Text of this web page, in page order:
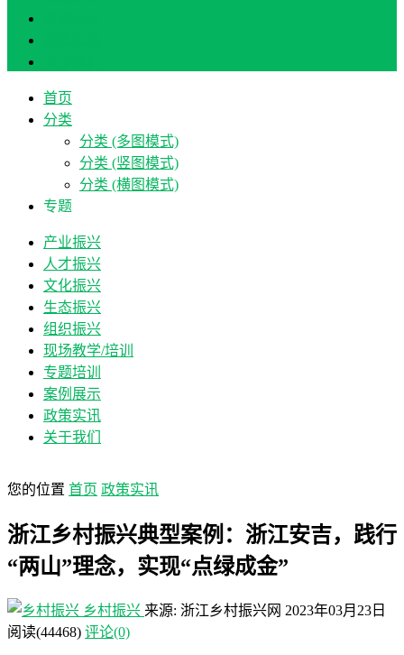
首页
分类
分类 (多图模式)
分类 (竖图模式)
分类 (横图模式)
专题
产业振兴
人才振兴
文化振兴
生态振兴
组织振兴
现场教学/培训
专题培训
案例展示
政策实讯
关于我们
您的位置 首页 政策实讯
浙江乡村振兴典型案例：​浙江安吉，践行
“两山”理念，实现“点绿成金”
乡村振兴 来源: 浙江乡村振兴网 2023年03月23日
阅读(44468) 评论(0)